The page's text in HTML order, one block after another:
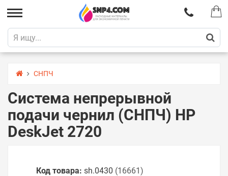
СНПЧ
Система непрерывной
подачи чернил (СНПЧ) HP
DeskJet 2720
Код товара: sh.0430 (16661)